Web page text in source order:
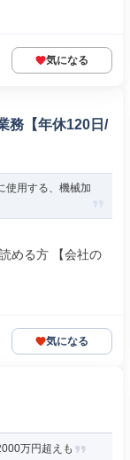
気になる
務【年休120日/
使用する、機械加
める方 【会社の
気になる
万円超えも